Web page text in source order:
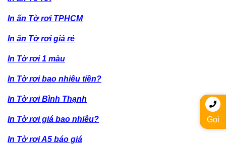
In ấn Tờ rơi TPHCM
In ấn Tờ rơi giá rẻ
In Tờ rơi 1 màu
In Tờ rơi bao nhiêu tiền?
In Tờ rơi Bình Thạnh
In Tờ rơi giá bao nhiêu?
In Tờ rơi A5 báo giá
Gọi